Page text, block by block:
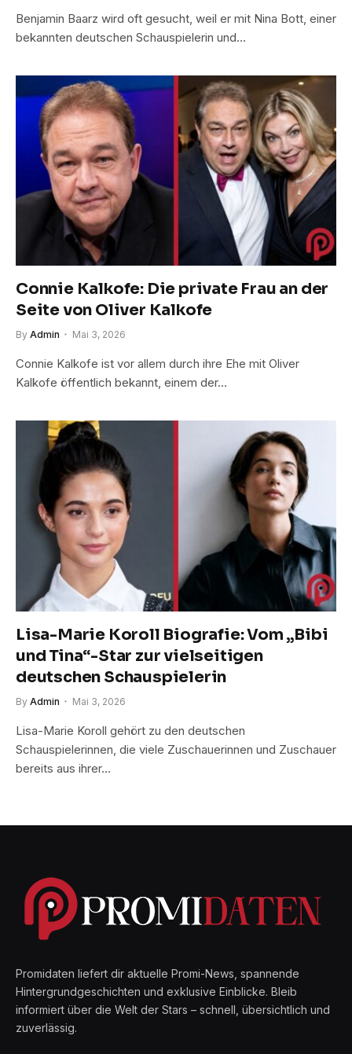
Benjamin Baarz wird oft gesucht, weil er mit Nina Bott, einer
bekannten deutschen Schauspielerin und…
Connie Kalkofe: Die private Frau an der
Seite von Oliver Kalkofe
By Admin Mai 3, 2026
Connie Kalkofe ist vor allem durch ihre Ehe mit Oliver
Kalkofe öffentlich bekannt, einem der…
Lisa-Marie Koroll Biografie: Vom „Bibi
und Tina“-Star zur vielseitigen
deutschen Schauspielerin
By Admin Mai 3, 2026
Lisa-Marie Koroll gehört zu den deutschen
Schauspielerinnen, die viele Zuschauerinnen und Zuschauer
bereits aus ihrer…
Promidaten liefert dir aktuelle Promi-News, spannende
Hintergrundgeschichten und exklusive Einblicke. Bleib
informiert über die Welt der Stars – schnell, übersichtlich und
zuverlässig.